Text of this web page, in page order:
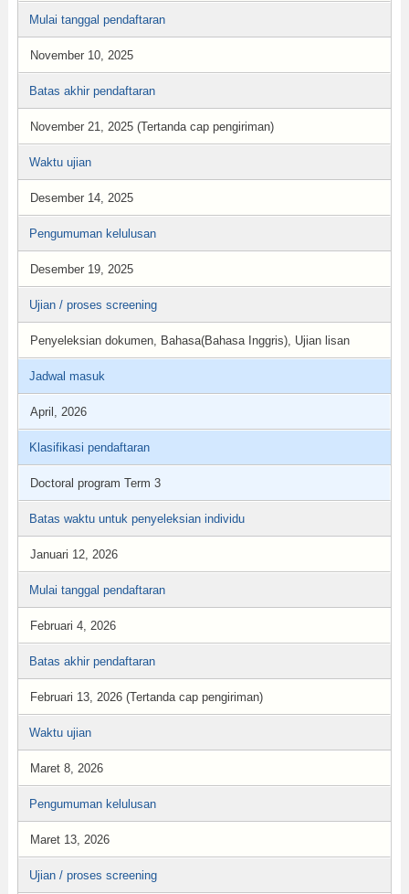
Mulai tanggal pendaftaran
November 10, 2025
Batas akhir pendaftaran
November 21, 2025 (Tertanda cap pengiriman)
Waktu ujian
Desember 14, 2025
Pengumuman kelulusan
Desember 19, 2025
Ujian / proses screening
Penyeleksian dokumen, Bahasa(Bahasa Inggris), Ujian lisan
Jadwal masuk
April, 2026
Klasifikasi pendaftaran
Doctoral program Term 3
Batas waktu untuk penyeleksian individu
Januari 12, 2026
Mulai tanggal pendaftaran
Februari 4, 2026
Batas akhir pendaftaran
Februari 13, 2026 (Tertanda cap pengiriman)
Waktu ujian
Maret 8, 2026
Pengumuman kelulusan
Maret 13, 2026
Ujian / proses screening